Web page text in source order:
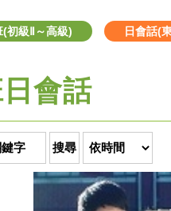
(初級Ⅱ～高級) 日會話(
會話